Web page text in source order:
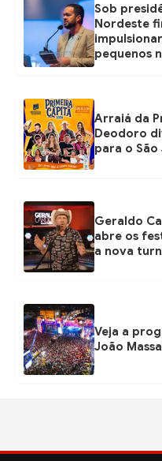
Sob
Nordeste
pequenos
Arraiá da
Deodoro
para o
Geraldo
abre os
a nova
Veja a
João